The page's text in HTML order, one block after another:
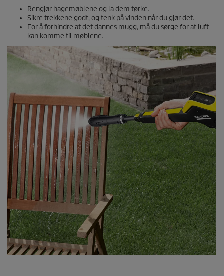
Rengjør hagemøblene og la dem tørke.
Sikre trekkene godt, og tenk på vinden når du gjør det.
For å forhindre at det dannes mugg, må du sørge for at luft
kan komme til møblene.